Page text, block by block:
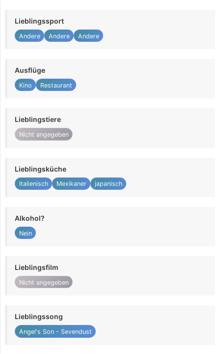
Lieblingssport
Andere Andere Andere
Ausflüge
Kino Restaurant
Lieblingstiere
Nicht angegeben
Lieblingsküche
Italienisch Mexikaner japanisch
Alkohol?
Nein
Lieblingsfilm
Nicht angegeben
Lieblingssong
Angel's Son - Sevendust